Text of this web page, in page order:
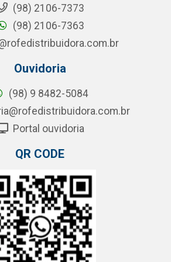
(98) 2106-7373
(98) 2106-7363
Ouvidoria
(98) 9 8482-5084
Portal ouvidoria
QR CODE